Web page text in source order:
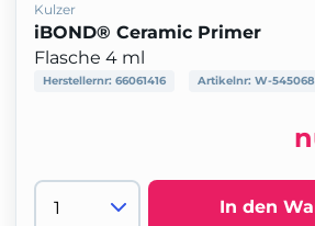
Kulzer
iBOND® Ceramic Primer
Flasche 4 ml
Herstellernr: 66061416 Artikelnr: W-545068
In den